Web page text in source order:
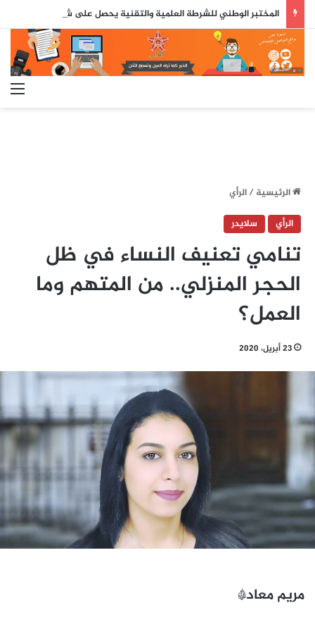
الرئيسية/الرأي
الرأي
سلايدر
تنامي تعنيف النساء في ظل
الحجر المنزلي.. من المتهم وما
العمل؟
23 أبريل، 2020
مريم معاد*